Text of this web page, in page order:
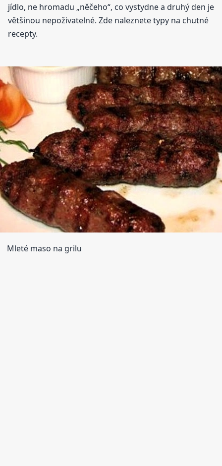
jídlo, ne hromadu „něčeho“, co vystydne a druhý den je
většinou nepoživatelné. Zde naleznete typy na chutné
recepty.
Mleté maso na grilu